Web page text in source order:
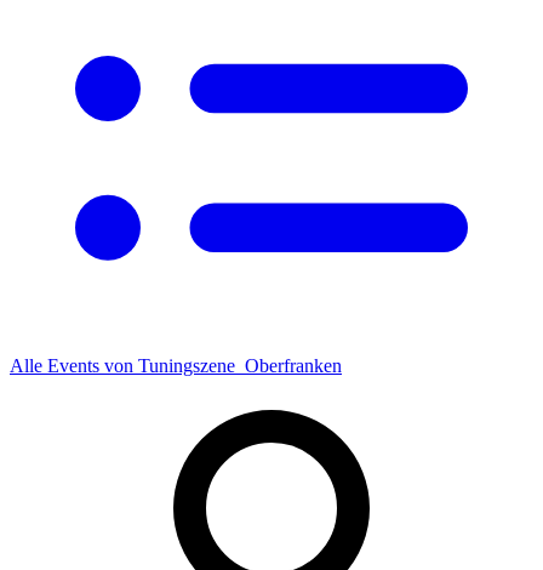
Alle Events von Tuningszene_Oberfranken